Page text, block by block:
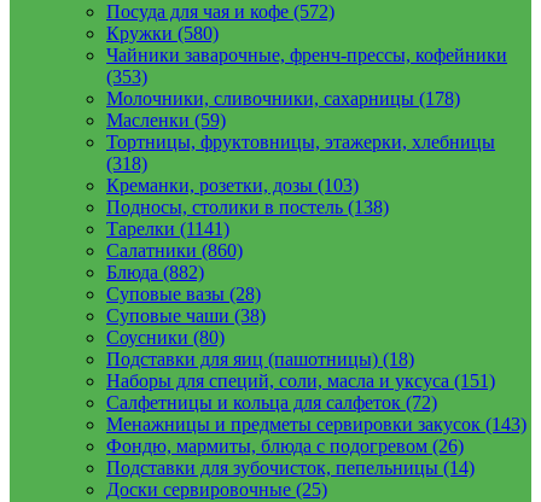
Посуда для чая и кофе (572)
Кружки (580)
Чайники заварочные, френч-прессы, кофейники
(353)
Молочники, сливочники, сахарницы (178)
Масленки (59)
Тортницы, фруктовницы, этажерки, хлебницы
(318)
Креманки, розетки, дозы (103)
Подносы, столики в постель (138)
Тарелки (1141)
Салатники (860)
Блюда (882)
Суповые вазы (28)
Суповые чаши (38)
Соусники (80)
Подставки для яиц (пашотницы) (18)
Наборы для специй, соли, масла и уксуса (151)
Салфетницы и кольца для салфеток (72)
Менажницы и предметы сервировки закусок (143)
Фондю, мармиты, блюда с подогревом (26)
Подставки для зубочисток, пепельницы (14)
Доски сервировочные (25)